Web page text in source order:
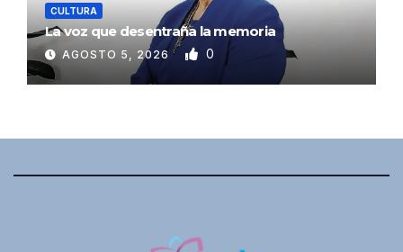
CULTURA
La voz que desentraña la memoria
AGOSTO 5, 2026 0